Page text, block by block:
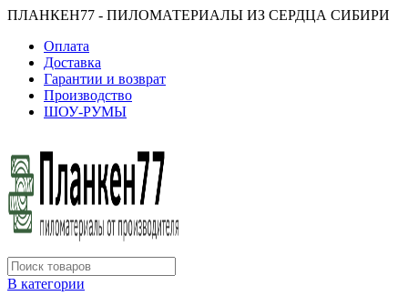
ПЛАНКЕН77 - ПИЛОМАТЕРИАЛЫ ИЗ СЕРДЦА СИБИРИ
Оплата
Доставка
Гарантии и возврат
Производство
ШОУ-РУМЫ
В категории